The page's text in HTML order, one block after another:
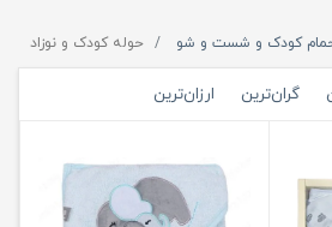
کودک و شست و شو حوله کودک و نوزاد
گران‌ترین ارزان‌ترین